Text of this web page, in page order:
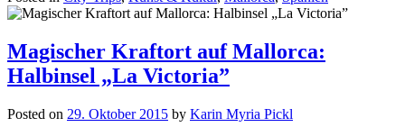
Magischer Kraftort auf Mallorca:
Halbinsel „La Victoria”
Posted on 29. Oktober 2015 by Karin Myria Pickl